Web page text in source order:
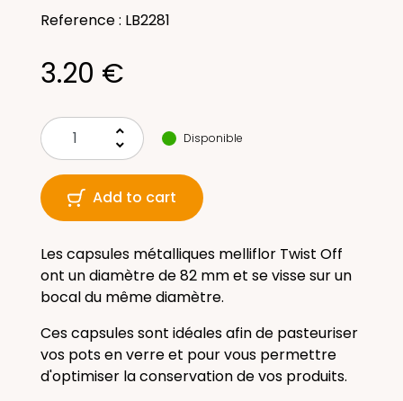
Reference : LB2281
3.20 €
keyboard_arrow_up
keyboard_arrow_down
Disponible
Add to cart
Les capsules métalliques melliflor Twist Off
ont un diamètre de 82 mm et se visse sur un
bocal du même diamètre.
Ces capsules sont idéales afin de pasteuriser
vos pots en verre et pour vous permettre
d'optimiser la conservation de vos produits.